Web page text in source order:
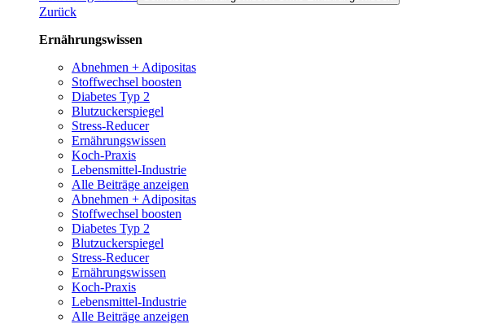
Zurück
Ernährungswissen
Abnehmen + Adipositas
Stoffwechsel boosten
Diabetes Typ 2
Blutzuckerspiegel
Stress-Reducer
Ernährungswissen
Koch-Praxis
Lebensmittel-Industrie
Alle Beiträge anzeigen
Abnehmen + Adipositas
Stoffwechsel boosten
Diabetes Typ 2
Blutzuckerspiegel
Stress-Reducer
Ernährungswissen
Koch-Praxis
Lebensmittel-Industrie
Alle Beiträge anzeigen